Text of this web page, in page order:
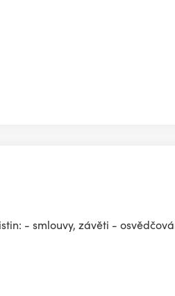
- smlouvy, závěti -